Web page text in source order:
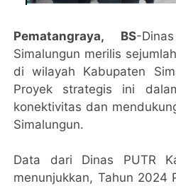
Pematangraya, BS-
Simalungun merilis
di wilayah Kabupaten
Proyek strategis ini
konektivitas dan
Simalungun.
Data dari Dinas PUTR
menunjukkan, Tahun 2024